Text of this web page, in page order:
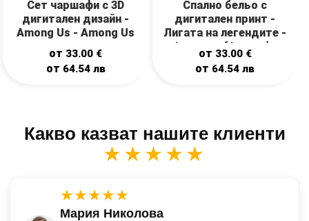
Сет чаршафи с 3D
дигитален дизайн -
Among Us - Among Us
от 33.00 €
от 64.54 лв
Спално бельо с
дигитален принт -
Лигата на легендите -
League of Legends
от 33.00 €
от 64.54лв
Какво казват нашите клиенти
★★★★★
★★★★★
Мария Николова